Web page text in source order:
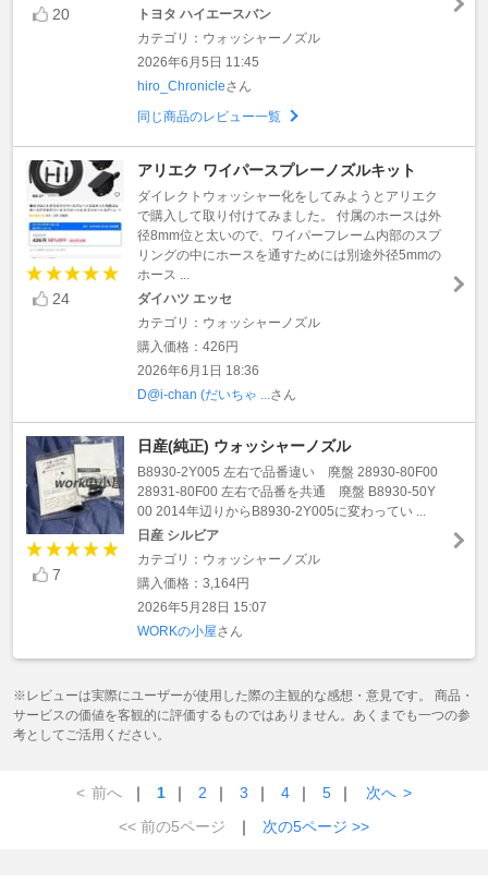
20
トヨタ ハイエースバン
カテゴリ：ウォッシャーノズル
2026年6月5日 11:45
hiro_Chronicleさん
同じ商品のレビュー一覧
24
アリエク ワイパースプレーノズルキット
ダイレクトウォッシャー化をしてみようとアリエク
で購入して取り付けてみました。 付属のホースは外
径8mm位と太いので、ワイパーフレーム内部のスプ
リングの中にホースを通すためには別途外径5mmの
ホース ...
ダイハツ エッセ
カテゴリ：ウォッシャーノズル
購入価格：426円
2026年6月1日 18:36
D@i-chan (だいちゃ ... さん
7
日産(純正) ウォッシャーノズル
B8930-2Y005 左右で品番違い 廃盤 28930-80F00
28931-80F00 左右で品番を共通 廃盤 B8930-50Y
00 2014年辺りからB8930-2Y005に変わってい ...
日産 シルビア
カテゴリ：ウォッシャーノズル
購入価格：3,164円
2026年5月28日 15:07
WORKの小屋さん
※レビューは実際にユーザーが使用した際の主観的な感想・意見です。 商品・
サービスの価値を客観的に評価するものではありません。あくまでも一つの参
考としてご活用ください。
< 前へ ｜ 1 ｜ 2 ｜ 3 ｜ 4 ｜ 5 ｜ 次へ >
<< 前の5ページ
｜ 次の5ページ >>